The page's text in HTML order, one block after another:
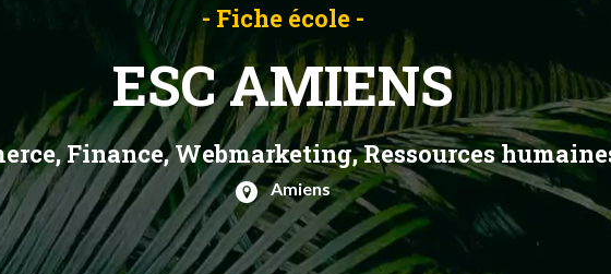
- Fiche école -
ESC AMIENS
Finance, Webmarketing, Ressources
Amiens